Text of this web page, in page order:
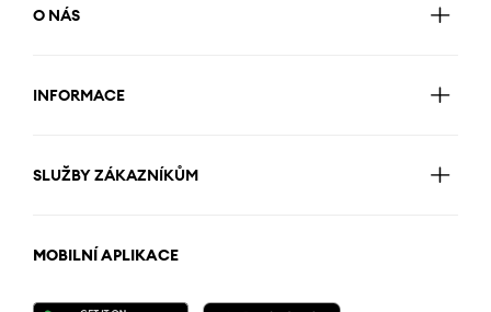
O NÁS
INFORMACE
SLUŽBY ZÁKAZNÍKŮM
MOBILNÍ APLIKACE